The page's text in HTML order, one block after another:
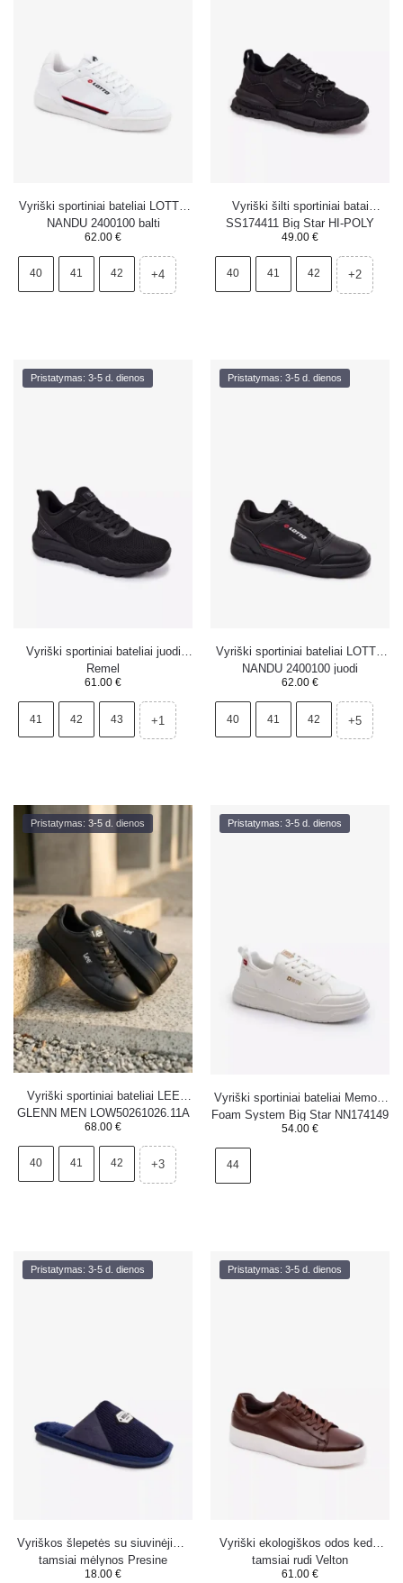
Vyriški sportiniai bateliai LOTTO
NANDU 2400100 balti
62.00 €
40 41 42 +4
Vyriški šilti sportiniai batai
SS174411 Big Star HI-POLY
SYSTEM juodi
49.00 €
40 41 42 +2
Pristatymas: 3-5 d. dienos
Vyriški sportiniai bateliai juodi
Remel
61.00 €
41 42 43 +1
Pristatymas: 3-5 d. dienos
Vyriški sportiniai bateliai LOTTO
NANDU 2400100 juodi
62.00 €
40 41 42 +5
Pristatymas: 3-5 d. dienos
Vyriški sportiniai bateliai LEE
GLENN MEN LOW50261026.11A
juodi
68.00 €
40 41 42 +3
Pristatymas: 3-5 d. dienos
Vyriški sportiniai bateliai Memory
Foam System Big Star NN174149
balti
54.00 €
44
Pristatymas: 3-5 d. dienos
Vyriškos šlepetės su siuvinėjimu
tamsiai mėlynos Presine
18.00 €
Pristatymas: 3-5 d. dienos
Vyriški ekologiškos odos kedai
tamsiai rudi Velton
61.00 €